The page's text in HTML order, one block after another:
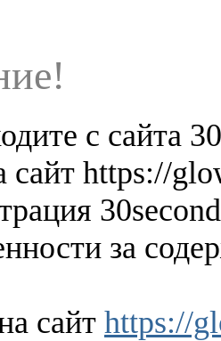
с сайта
сайт https://
за
сайт https://